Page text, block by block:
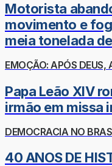
Motorista
movimento e
meia tonelada
EMOÇÃO: APÓS DEUS,
Papa Leão XIV
irmão em missa
DEMOCRACIA NO
40 ANOS DE